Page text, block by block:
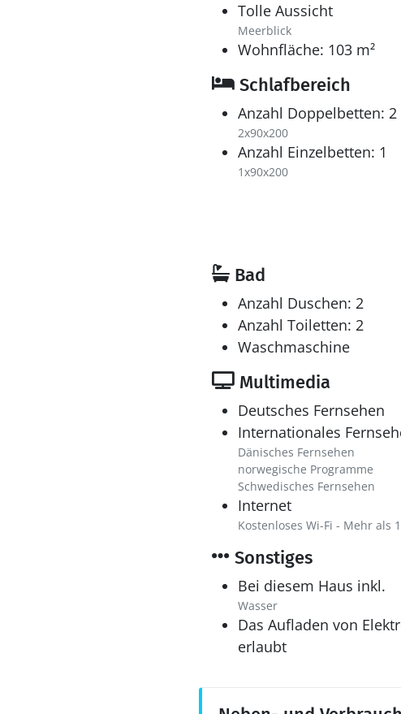
Tolle Aussicht
Meerblick
Wohnfläche: 103 m²
Schlafbereich
Anzahl Doppelbetten: 2
2x90x200
Anzahl Einzelbetten: 1
1x90x200
Bad
Anzahl Duschen: 2
Anzahl Toiletten: 2
Waschmaschine
Multimedia
Deutsches Fernsehen
Internationales
Dänisches Fernsehen
norwegische Programme
Schwedisches Fernsehen
Internet
Kostenloses Wi-Fi - Mehr als
Sonstiges
Bei diesem Haus inkl.
Wasser
Das Aufladen von
erlaubt